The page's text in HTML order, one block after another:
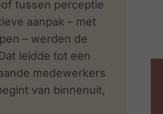
tussen perceptie
aanpak – met
– werden de
leidde tot een
medewerkers
van binnenuit,